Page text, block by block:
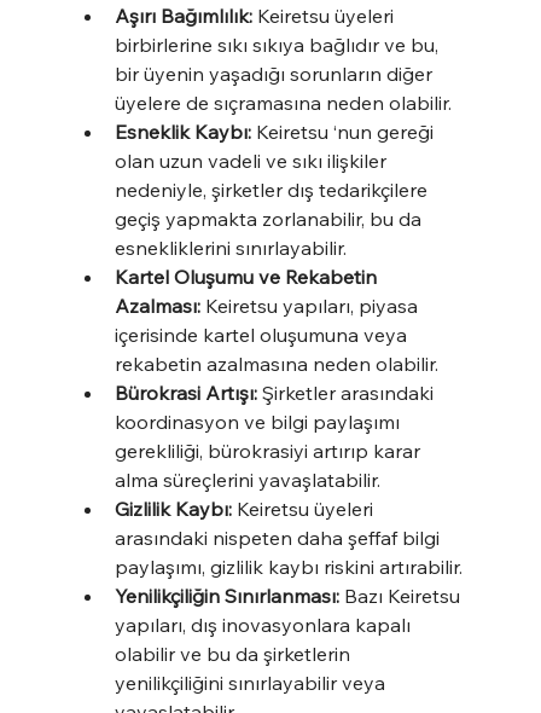
Aşırı Bağımlılık: Keiretsu üyeleri
birbirlerine sıkı sıkıya bağlıdır ve bu,
bir üyenin yaşadığı sorunların diğer
üyelere de sıçramasına neden olabilir.
Esneklik Kaybı: Keiretsu ‘nun gereği
olan uzun vadeli ve sıkı ilişkiler
nedeniyle, şirketler dış tedarikçilere
geçiş yapmakta zorlanabilir, bu da
esnekliklerini sınırlayabilir.
Kartel Oluşumu ve Rekabetin
Azalması: Keiretsu yapıları, piyasa
içerisinde kartel oluşumuna veya
rekabetin azalmasına neden olabilir.
Bürokrasi Artışı: Şirketler arasındaki
koordinasyon ve bilgi paylaşımı
gerekliliği, bürokrasiyi artırıp karar
alma süreçlerini yavaşlatabilir.
Gizlilik Kaybı: Keiretsu üyeleri
arasındaki nispeten daha şeffaf bilgi
paylaşımı, gizlilik kaybı riskini artırabilir.
Yenilikçiliğin Sınırlanması: Bazı Keiretsu
yapıları, dış inovasyonlara kapalı
olabilir ve bu da şirketlerin
yenilikçiliğini sınırlayabilir veya